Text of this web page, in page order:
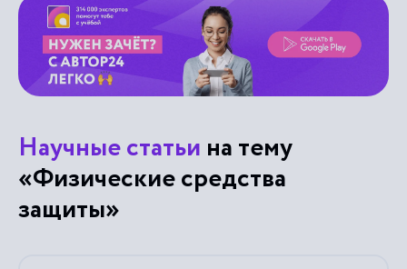
Научные статьи на тему
«Физические средства
защиты»